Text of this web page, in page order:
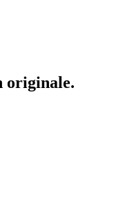
originale.